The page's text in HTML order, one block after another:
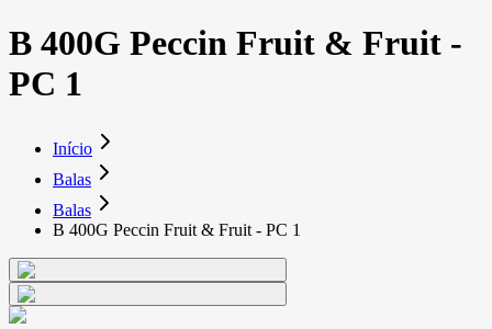
B 400G Peccin Fruit & Fruit -
PC 1
Início
Balas
Balas
B 400G Peccin Fruit & Fruit - PC 1